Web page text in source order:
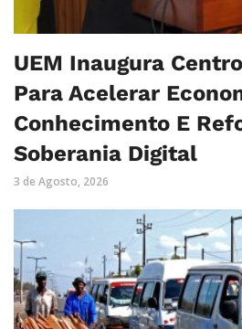
UEM Inaugura
Para Acelerar
Conhecimento E
Soberania Digital
3 de Agosto, 2026